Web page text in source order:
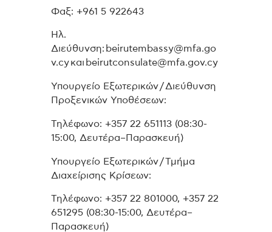
Φαξ: +961 5 922643
Ηλ.
Διεύθυνση: beirutembassy@mfa.go
v.cyκαι beirutconsulate@mfa.gov.cy
Υπουργείο Εξωτερικών / Διεύθυνση
Προξενικών Υποθέσεων:
Τηλέφωνο: +357 22 651113 (08:30-
15:00, Δευτέρα–Παρασκευή)
Υπουργείο Εξωτερικών / Τμήμα
Διαχείρισης Κρίσεων:
Τηλέφωνο: +357 22 801000, +357 22
651295 (08:30-15:00, Δευτέρα–
Παρασκευή)